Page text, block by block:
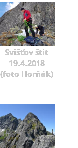
Svišťov štit
19.4.2018
(foto Horňák)